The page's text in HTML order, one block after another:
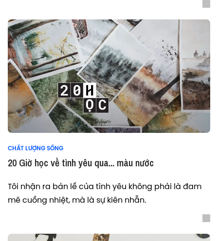
CHẤT LƯỢNG SỐNG
20 Giờ học về tình yêu qua... màu nước
Tôi nhận ra bản lề của tình yêu không phải là đam
mê cuồng nhiệt, mà là sự kiên nhẫn.